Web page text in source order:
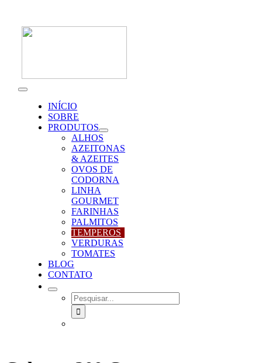
content
Toggle
NavigationINÍCIO
SOBRE
PRODUTOS
ALHOS
AZEITONAS
& AZEITES
OVOS DE
CODORNA
LINHA
GOURMET
FARINHAS
PALMITOS
TEMPEROS
VERDURAS
TOMATES
BLOG
CONTATO
SEARCH
FOR: